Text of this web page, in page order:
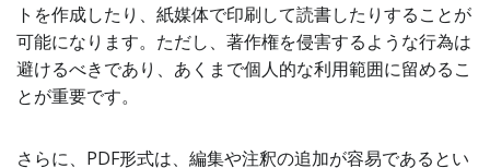
トを作成したり、紙媒体で印刷して読書したりすることが
可能になります。ただし、著作権を侵害するような行為は
避けるべきであり、あくまで個人的な利用範囲に留めるこ
とが重要です。
さらに、PDF形式は、編集や注釈の追加が容易であるとい